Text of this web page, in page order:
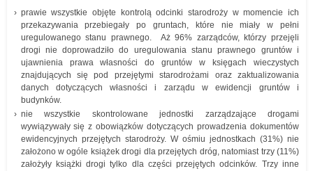
prawie wszystkie objęte kontrolą odcinki starodroży w momencie ich
przekazywania przebiegały po gruntach, które nie miały w pełni
uregulowanego stanu prawnego. Aż 96% zarządców, którzy przejęli
drogi nie doprowadziło do uregulowania stanu prawnego gruntów i
ujawnienia prawa własności do gruntów w księgach wieczystych
znajdujących się pod przejętymi starodrożami oraz zaktualizowania
danych dotyczących własności i zarządu w ewidencji gruntów i
budynków.
nie wszystkie skontrolowane jednostki zarządzające drogami
wywiązywały się z obowiązków dotyczących prowadzenia dokumentów
ewidencyjnych przejętych starodroży. W ośmiu jednostkach (31%) nie
założono w ogóle książek drogi dla przejętych dróg, natomiast trzy (11%)
założyły książki drogi tylko dla części przejętych odcinków. Trzy inne